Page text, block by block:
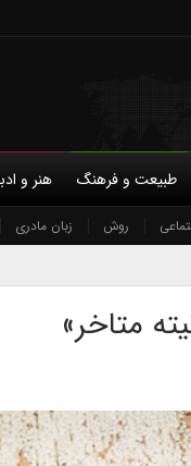
با ما حمایت مالی
طبیعت و فرهنگ هنر و
روش زبان مادری
متاخر»